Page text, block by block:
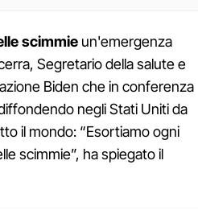
scimmie un'emergenza
Segretario della salute e
Biden che in conferenza
negli Stati Uniti da
il mondo: “Esortiamo ogni
scimmie”, ha spiegato il